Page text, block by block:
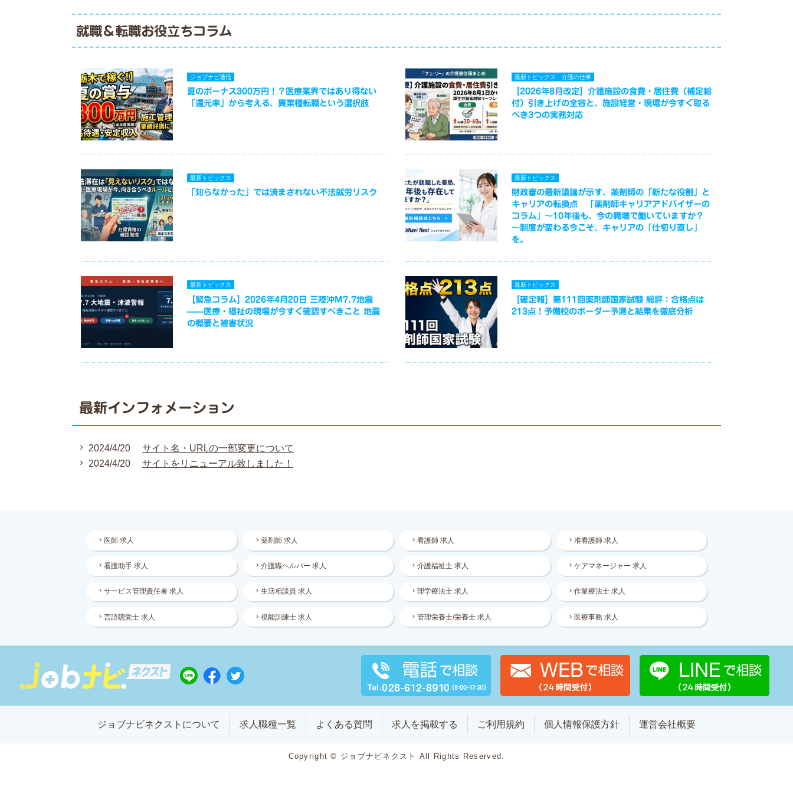
就職＆転職お役立ちコラム
ジョブナビ通信
夏のボーナス300万円！？医療業界ではあり得ない
「還元率」から考える、異業種転職という選択肢
最新トピックス 介護の仕事
【2026年8月改定】介護施設の食費・居住費（補足給
付）引き上げの全容と、施設経営・現場が今すぐ取る
べき3つの実務対応
最新トピックス
「知らなかった」では済まされない不法就労リスク
最新トピックス
財政審の最新議論が示す、薬剤師の「新たな役割」と
キャリアの転換点 「薬剤師キャリアアドバイザーの
コラム」～10年後も、今の職場で働いていますか？
～制度が変わる今こそ、キャリアの「仕切り直し」
を。
最新トピックス
【緊急コラム】2026年4月20日 三陸沖M7.7地震
——医療・福祉の現場が今すぐ確認すべきこと 地震
の概要と被害状況
最新トピックス
【確定報】第111回薬剤師国家試験 総評：合格点は
213点！予備校のボーダー予測と結果を徹底分析
最新インフォメーション
2024/4/20
サイト名・URLの一部変更について
2024/4/20
サイトをリニューアル致しました！
医師 求人 薬剤師 求人 看護師 求人 准看護師 求人
看護助手 求人 介護職ヘルパー 求人 介護福祉士 求人 ケアマネージャー 求人
サービス管理責任者 求人 生活相談員 求人 理学療法士 求人 作業療法士 求人
言語聴覚士 求人 視能訓練士 求人 管理栄養士/栄養士 求人 医療事務 求人
ジョブナビネクストについて 求人職種一覧 よくある質問 求人を掲載する ご利用規約 個人情報保護方針 運営会社概要
Copyright © ジョブナビネクスト All Rights Reserved.